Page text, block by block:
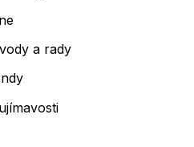
a rady